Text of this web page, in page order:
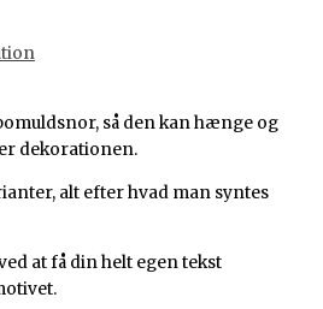
så den kan hænge og
dekorationen.
alt efter hvad man syntes
at få din helt egen tekst